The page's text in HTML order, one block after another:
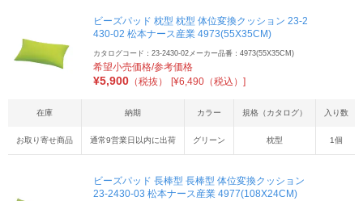
ビーズパッド 枕型 枕型 体位変換クッション 23-2
430-02 松本ナース産業 4973(55X35CM)
カタログコード：23-2430-02メーカー品番：4973(55X35CM)
希望小売価格/参考価格
¥5,900 （税抜） [¥6,490（税込）]
在庫 納期 カラー 規格（カタログ） 入り数
お取り寄せ商品 通常9営業日以内に出荷 グリーン 枕型 1個
ビーズパッド 長棒型 長棒型 体位変換クッション
23-2430-03 松本ナース産業 4977(108X24CM)